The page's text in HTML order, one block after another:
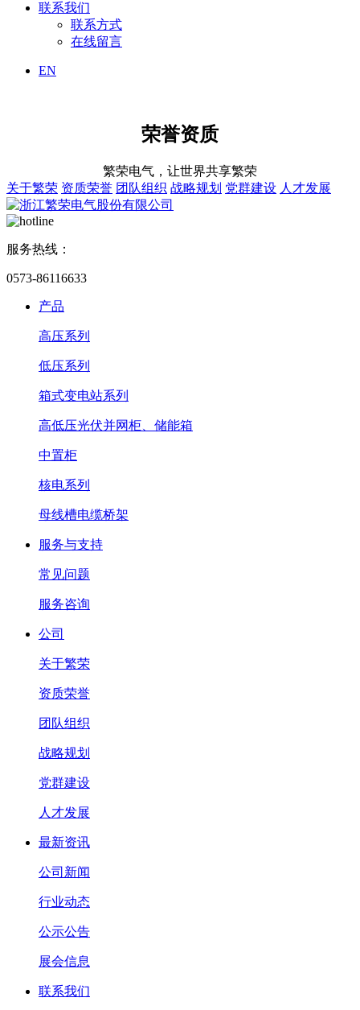
联系我们
联系方式
在线留言
EN
荣誉资质
繁荣电气，让世界共享繁荣
关于繁荣 资质荣誉 团队组织 战略规划 党群建设 人才发展
服务热线：
0573-86116633
产品
高压系列
低压系列
箱式变电站系列
高低压光伏并网柜、储能箱
中置柜
核电系列
母线槽电缆桥架
服务与支持
常见问题
服务咨询
公司
关于繁荣
资质荣誉
团队组织
战略规划
党群建设
人才发展
最新资讯
公司新闻
行业动态
公示公告
展会信息
联系我们